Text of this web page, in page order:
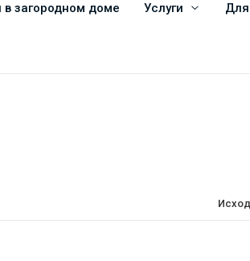
в загородном доме Услуги